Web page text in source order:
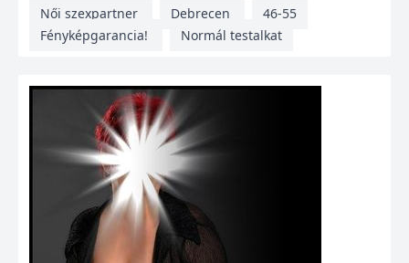
Női szexpartner Debrecen
46-55
Fényképgarancia!
Normál testalkat